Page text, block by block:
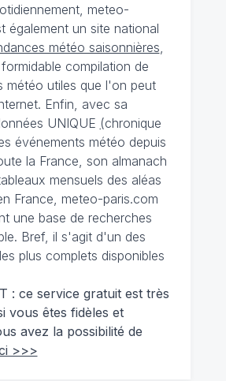
meteo-
également un site national
météo saisonnières
compilation de
météo utiles que l'on peut
Enfin, avec sa
UNIQUE (chronique
événements météo depuis
la France, son almanach
mensuels des aléas
France, meteo-paris.com
une base de recherches
Bref, il s'agit d'un des
plus complets disponibles
: ce service gratuit est très
vous êtes fidèles et
avez la possibilité de
>>>